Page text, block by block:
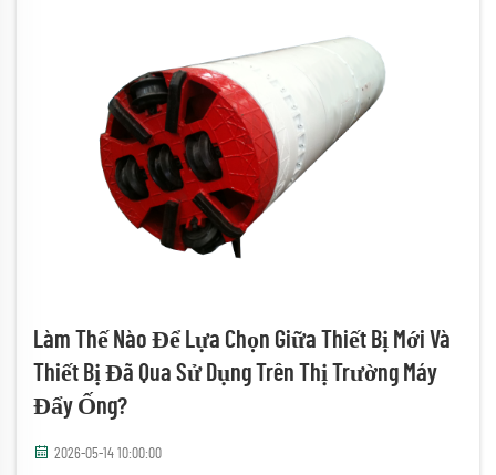
Làm Thế Nào Để Lựa Chọn Giữa Thiết Bị Mới Và
Thiết Bị Đã Qua Sử Dụng Trên Thị Trường Máy
Đẩy Ống?
2026-05-14 10:00:00